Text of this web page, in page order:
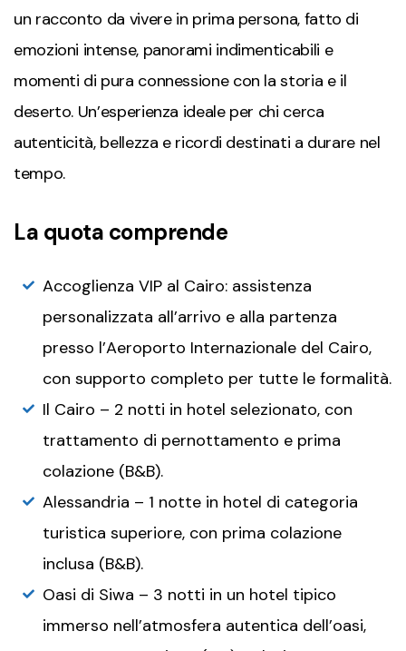
un racconto da vivere in prima persona, fatto di
emozioni intense, panorami indimenticabili e
momenti di pura connessione con la storia e il
deserto. Un’esperienza ideale per chi cerca
autenticità, bellezza e ricordi destinati a durare nel
tempo.
La quota comprende
Accoglienza VIP al Cairo: assistenza
personalizzata all’arrivo e alla partenza
presso l’Aeroporto Internazionale del Cairo,
con supporto completo per tutte le formalità.
Il Cairo – 2 notti in hotel selezionato, con
trattamento di pernottamento e prima
colazione (B&B).
Alessandria – 1 notte in hotel di categoria
turistica superiore, con prima colazione
inclusa (B&B).
Oasi di Siwa – 3 notti in un hotel tipico
immerso nell’atmosfera autentica dell’oasi,